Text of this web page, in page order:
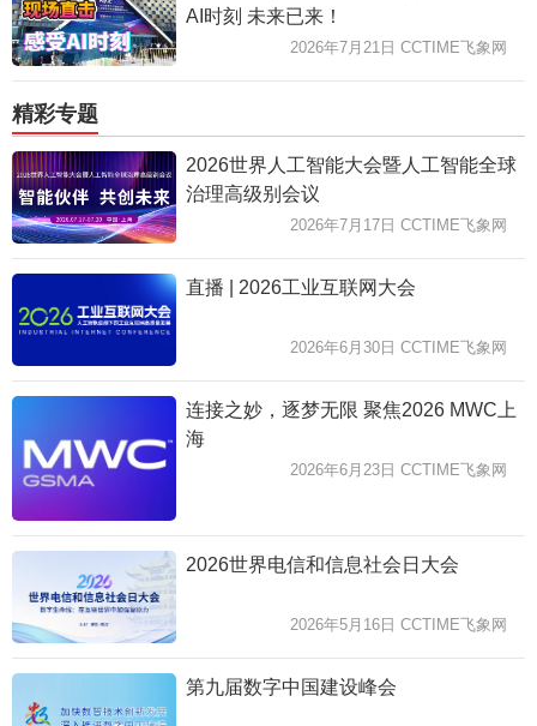
AI时刻 未来已来！
2026年7月21日 CCTIME飞象网
精彩专题
2026世界人工智能大会暨人工智能全球
治理高级别会议
2026年7月17日 CCTIME飞象网
直播 | 2026工业互联网大会
2026年6月30日 CCTIME飞象网
连接之妙，逐梦无限 聚焦2026 MWC上
海
2026年6月23日 CCTIME飞象网
2026世界电信和信息社会日大会
2026年5月16日 CCTIME飞象网
第九届数字中国建设峰会